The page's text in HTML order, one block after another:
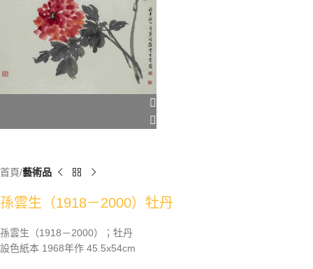
首頁 藝術品
孫雲生（1918－2000）牡丹
孫雲生（1918－2000）；牡丹
設色紙本 1968年作 45.5x54cm